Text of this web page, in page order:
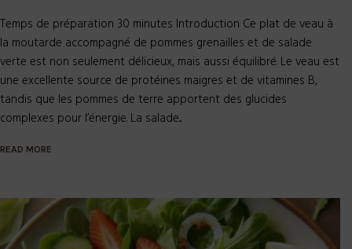
Temps de préparation 30 minutes Introduction Ce plat de veau à
la moutarde accompagné de pommes grenailles et de salade
verte est non seulement délicieux, mais aussi équilibré. Le veau est
une excellente source de protéines maigres et de vitamines B,
tandis que les pommes de terre apportent des glucides
complexes pour l’énergie. La salade...
READ MORE